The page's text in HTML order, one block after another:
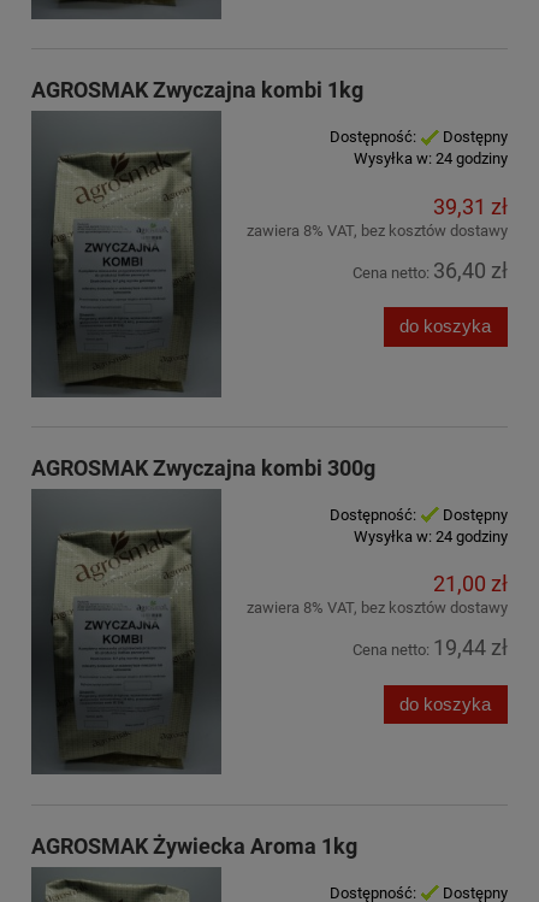
AGROSMAK Zwyczajna kombi 1kg
Dostępność:
Dostępny
Wysyłka w: 24 godziny
39,31 zł
zawiera 8% VAT, bez kosztów dostawy
Cena netto: 36,40 zł
do koszyka
AGROSMAK Zwyczajna kombi 300g
Dostępność:
Dostępny
Wysyłka w: 24 godziny
21,00 zł
zawiera 8% VAT, bez kosztów dostawy
Cena netto: 19,44 zł
do koszyka
AGROSMAK Żywiecka Aroma 1kg
Dostępność: Dostępny